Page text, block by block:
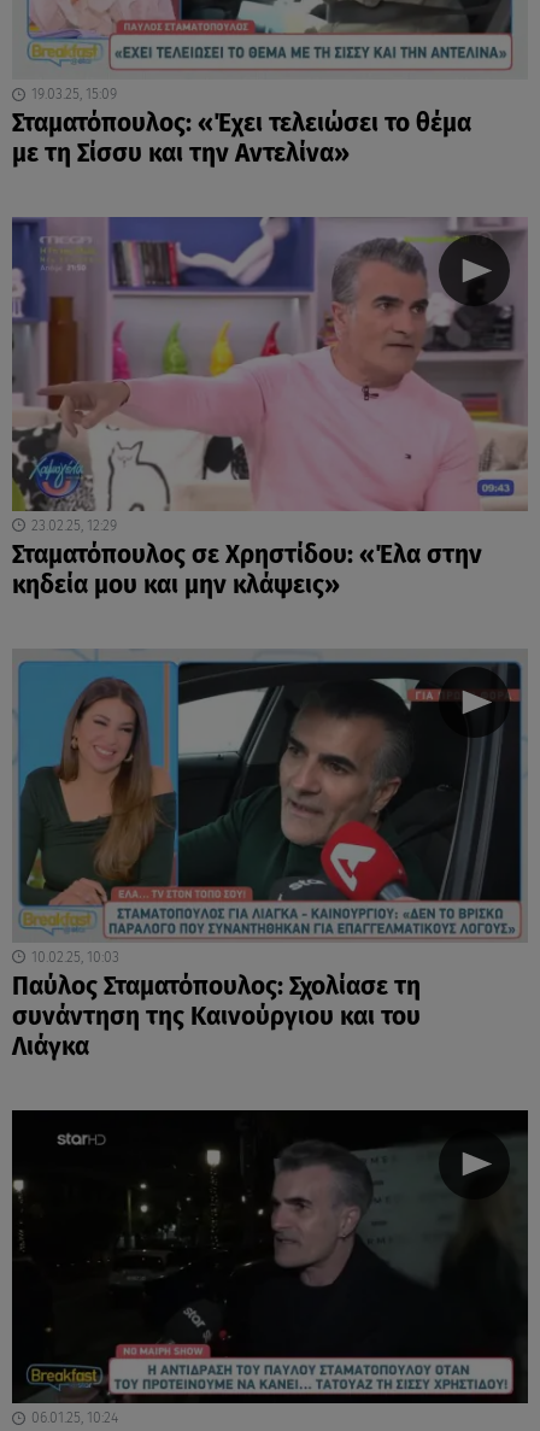
19.03.25, 15:09
Σταματόπουλος: «Έχει τελειώσει το θέμα
με τη Σίσσυ και την Αντελίνα»
23.02.25, 12:29
Σταματόπουλος σε Χρηστίδου: «Έλα στην
κηδεία μου και μην κλάψεις»
10.02.25, 10:03
Παύλος Σταματόπουλος: Σχολίασε τη
συνάντηση της Καινούργιου και του
Λιάγκα
06.01.25, 10:24